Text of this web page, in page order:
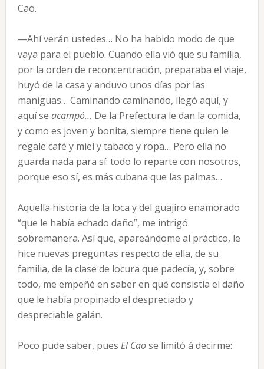
Cao.
—Ahí verán ustedes… No ha habido modo de que
vaya para el pueblo. Cuando ella vió que su familia,
por la orden de reconcentración, preparaba el viaje,
huyó de la casa y anduvo unos días por las
maniguas… Caminando caminando, llegó aquí, y
aquí se acampó… De la Prefectura le dan la comida,
y como es joven y bonita, siempre tiene quien le
regale café y miel y tabaco y ropa… Pero ella no
guarda nada para sí: todo lo reparte con nosotros,
porque eso sí, es más cubana que las palmas…
Aquella historia de la loca y del guajiro enamorado
“que le había echado daño”, me intrigó
sobremanera. Así que, apareándome al práctico, le
hice nuevas preguntas respecto de ella, de su
familia, de la clase de locura que padecía, y, sobre
todo, me empeñé en saber en qué consistía el daño
que le había propinado el despreciado y
despreciable galán.
Poco pude saber, pues El Caose limitó á decirme: